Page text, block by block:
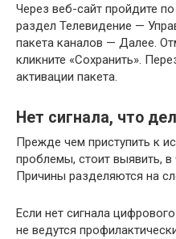
Через веб-сайт пройдите
раздел Телевидение —
пакета каналов — Далее.
кликните «Сохранить».
активации пакета.
Нет сигнала, что
Прежде чем приступить к
проблемы, стоит выявить,
Причины разделяются на
Если нет сигнала
не ведутся